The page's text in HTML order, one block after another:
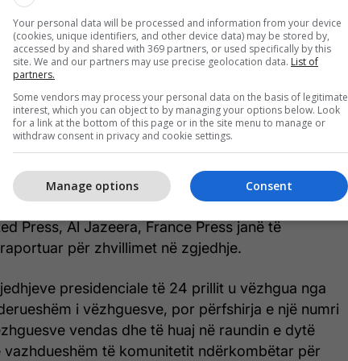
i posaçëm i vlerësimit të zgjedhjeve të
410 vëzhgues, ndërsa Asambleja
së (AP) dhe Ambasada e Shteteve të
në Shkup kanë kontribuar me numra të tyre
mbulim të gjerë dhe të shpejtë të ngjarjeve, 66
mediatikë nga mediat më të mëdha
si dhe agjencitë e lajmeve ndërkombëtare si
Press, Al Jazeera, France Press janë të
për zhvillimet në zgjedhje.
presidenciale të 24 prillit u vëzhgua nga
i vëzhguesve, por përfshirja e një numri
vendas dhe të huaj në raundin e dytë
vazhdueshëm të komunitetit ndërkombëtar për
Your personal data will be processed and information from your device
(cookies, unique identifiers, and other device data) may be stored by,
accessed by and shared with 369 partners, or used specifically by this
site. We and our partners may use precise geolocation data. List of
partners.
Some vendors may process your personal data on the basis of legitimate
interest, which you can object to by managing your options below. Look
for a link at the bottom of this page or in the site menu to manage or
withdraw consent in privacy and cookie settings.
Consent
Manage options